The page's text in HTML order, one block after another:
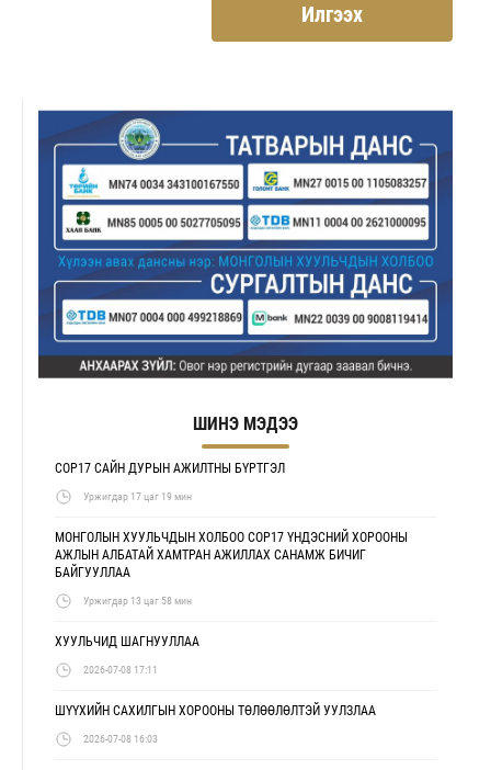
Илгээх
ШИНЭ МЭДЭЭ
COP17 САЙН ДУРЫН АЖИЛТНЫ БҮРТГЭЛ
Уржигдар 17 цаг 19 мин
МОНГОЛЫН ХУУЛЬЧДЫН ХОЛБОО COP17 ҮНДЭСНИЙ ХОРООНЫ
АЖЛЫН АЛБАТАЙ ХАМТРАН АЖИЛЛАХ САНАМЖ БИЧИГ
БАЙГУУЛЛАА
Уржигдар 13 цаг 58 мин
ХУУЛЬЧИД ШАГНУУЛЛАА
2026-07-08 17:11
ШҮҮХИЙН САХИЛГЫН ХОРООНЫ ТӨЛӨӨЛӨЛТЭЙ УУЛЗЛАА
2026-07-08 16:03